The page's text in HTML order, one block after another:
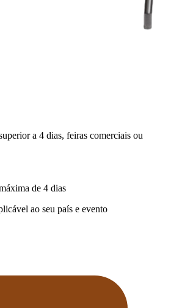
a 4 dias, feiras comerciais ou
de 4 dias
ao seu país e evento